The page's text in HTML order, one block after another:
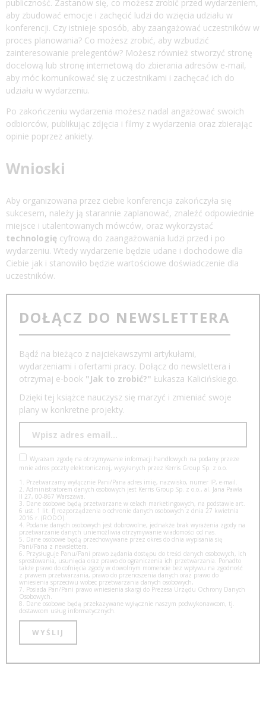
publiczność. Zastanów się, co możesz zrobić przed wydarzeniem,
aby zbudować emocje i zachęcić ludzi do wzięcia udziału w
konferencji. Czy istnieje sposób, aby zaangażować uczestników w
proces planowania? Co możesz zrobić, aby wzbudzić
zainteresowanie prelegentów? Możesz również stworzyć stronę
docelową lub stronę internetową do zbierania adresów e-mail,
aby móc komunikować się z uczestnikami i zachęcać ich do
udziału w wydarzeniu.
Po zakończeniu wydarzenia możesz nadal angażować swoich
odbiorców, publikując zdjęcia i filmy z wydarzenia oraz zbierając
opinie poprzez ankiety.
Wnioski
Aby organizowana przez ciebie konferencja zakończyła się
sukcesem, należy ją starannie zaplanować, znaleźć odpowiednie
miejsce i utalentowanych mówców, oraz wykorzystać
technologię cyfrową do zaangażowania ludzi przed i po
wydarzeniu. Wtedy wydarzenie będzie udane i dochodowe dla
Ciebie jak i stanowiło będzie wartościowe doświadczenie dla
uczestników.
DOŁĄCZ DO NEWSLETTERA
Bądź na bieżąco z najciekawszymi artykułami,
wydarzeniami i ofertami pracy. Dołącz do newslettera i
otrzymaj e-book "Jak to zrobić?" Łukasza Kalicińskiego.
Dzięki tej książce nauczysz się marzyć i zmieniać swoje
plany w konkretne projekty.
Wyrażam zgodę na otrzymywanie informacji handlowych na podany przeze
mnie adres poczty elektronicznej, wysyłanych przez Kerris Group Sp. z o.o.
1. Przetwarzamy wyłącznie Pani/Pana adres imię, nazwisko, numer IP, e-mail.
2. Administratorem danych osobowych jest Kerris Group Sp. z o.o., al. Jana Pawła
II 27, 00-867 Warszawa.
3. Dane osobowe będą przetwarzane w celach marketingowych, na podstawie art.
6 ust. 1 lit. f) rozporządzenia o ochronie danych osobowych z dnia 27 kwietnia
2016 r. (RODO).
4. Podanie danych osobowych jest dobrowolne, jednakże brak wyrażenia zgody na
przetwarzanie danych uniemożliwia otrzymywanie wiadomości od nas.
5. Dane osobowe będą przechowywane przez okres do dnia wypisania się
Pani/Pana z newslettera.
6. Przysługuje Panu/Pani prawo żądania dostępu do treści danych osobowych, ich
sprostowania, usunięcia oraz prawo do ograniczenia ich przetwarzania. Ponadto
także prawo do cofnięcia zgody w dowolnym momencie bez wpływu na zgodność
z prawem przetwarzania, prawo do przenoszenia danych oraz prawo do
wniesienia sprzeciwu wobec przetwarzania danych osobowych,
7. Posiada Pan/Pani prawo wniesienia skargi do Prezesa Urzędu Ochrony Danych
Osobowych.
8. Dane osobowe będą przekazywane wyłącznie naszym podwykonawcom, tj.
dostawcom usług informatycznych.